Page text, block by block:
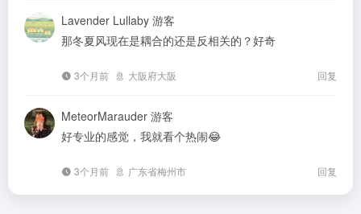
Lavender Lullaby 游客
那冬夏风现在是耦合的还是反相关的？好奇
3个月前 大阪府大阪 回复
MeteorMarauder 游客
好专业的感觉，我就看个热闹😂
3个月前 广东省梅州市 回复